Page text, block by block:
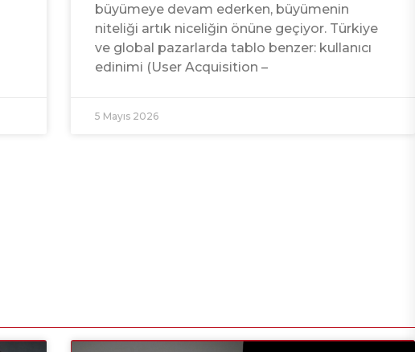
büyümeye devam ederken, büyümenin
niteliği artık niceliğin önüne geçiyor. Türkiye
ve global pazarlarda tablo benzer: kullanıcı
edinimi (User Acquisition –
5 Mayıs 2026